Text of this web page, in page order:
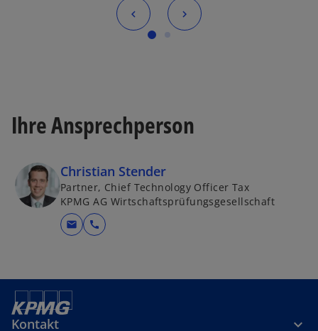
Ihre Ansprechperson
Christian Stender
Partner, Chief Technology Officer Tax
KPMG AG Wirtschaftsprüfungsgesellschaft
mail call
Kontakt